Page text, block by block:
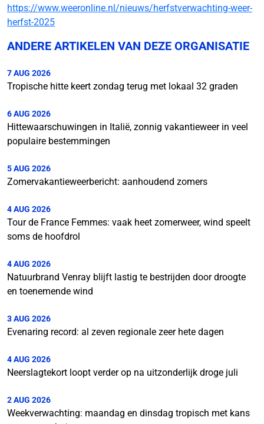
https://www.weeronline.nl/nieuws/herfstverwachting-weer-
herfst-2025
ANDERE ARTIKELEN VAN DEZE ORGANISATIE
7 AUG 2026
Tropische hitte keert zondag terug met lokaal 32 graden
6 AUG 2026
Hittewaarschuwingen in Italië, zonnig vakantieweer in veel
populaire bestemmingen
5 AUG 2026
Zomervakantieweerbericht: aanhoudend zomers
4 AUG 2026
Tour de France Femmes: vaak heet zomerweer, wind speelt
soms de hoofdrol
4 AUG 2026
Natuurbrand Venray blijft lastig te bestrijden door droogte
en toenemende wind
3 AUG 2026
Evenaring record: al zeven regionale zeer hete dagen
4 AUG 2026
Neerslagtekort loopt verder op na uitzonderlijk droge juli
2 AUG 2026
Weekverwachting: maandag en dinsdag tropisch met kans